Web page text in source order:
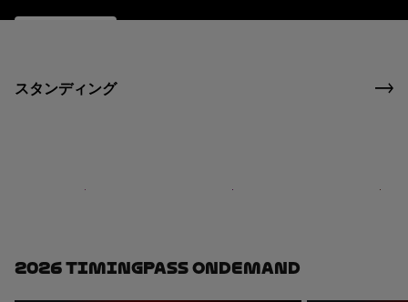
スタンディング
2026 TimingPass OnDemand